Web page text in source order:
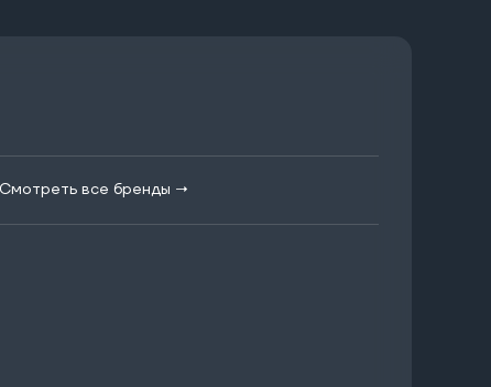
Смотреть все бренды →